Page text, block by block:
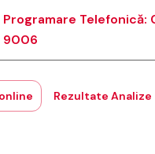
Programare Telefonică:
9006
Rezultate Analize